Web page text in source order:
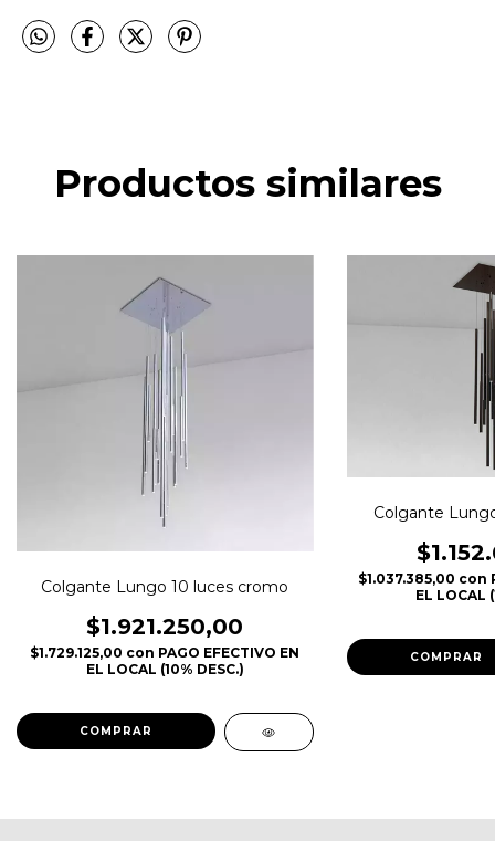
Productos similares
Colgante Lungo 10 luces cromo
$1.921.250,00
$1.729.125,00 con PAGO EFECTIVO EN
EL LOCAL (10% DESC.)
Colgante
$1.037.385,00 con
EL LOCAL